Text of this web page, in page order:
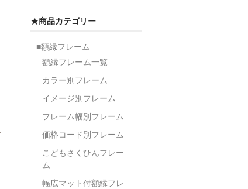
★商品カテゴリー
■額縁フレーム
額縁フレーム一覧
カラー別フレーム
イメージ別フレーム
フレーム幅別フレーム
価格コード別フレーム
こどもさくひんフレー
ム
幅広マット付額縁フレ